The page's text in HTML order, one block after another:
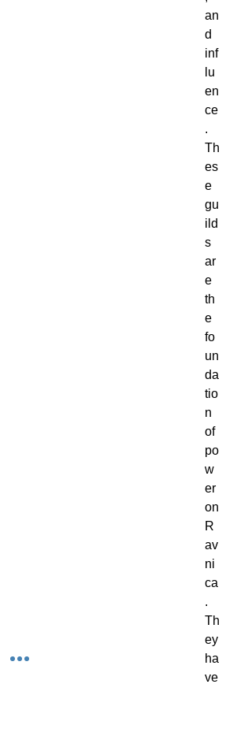
an
d
inf
lu
en
ce
.
Th
es
e
gu
ild
s
ar
e
th
e
fo
un
da
tio
n
of
po
w
er
on
R
av
ni
ca
.
Th
ey
ha
ve